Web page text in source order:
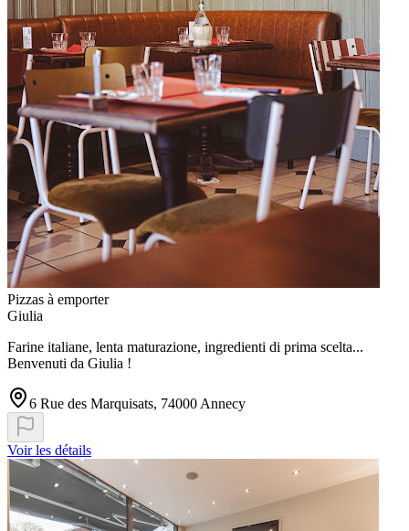
Pizzas à emporter
Giulia
Farine italiane, lenta maturazione, ingredienti di prima scelta...
Benvenuti da Giulia !
6 Rue des Marquisats, 74000 Annecy
Voir les détails